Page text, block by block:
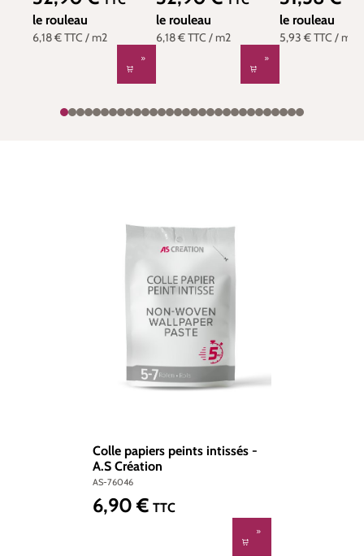
SP15686
6,18 €TTC / m2
le rouleau
SP15681
6,18 €TTC / m2
le rouleau
SP15660
5,93 €TTC / m2
le rouleau
Colle papiers peints intissés -
A.S Création
AS-76046
Prix régulier :
6,90 € TTC